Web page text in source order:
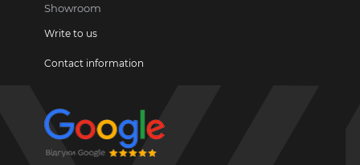
Showroom
Write to us
Contact information